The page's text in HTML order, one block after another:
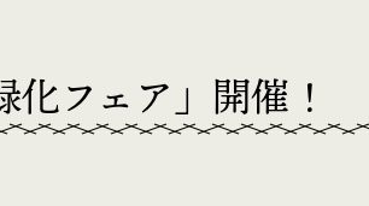
フェア」開催！